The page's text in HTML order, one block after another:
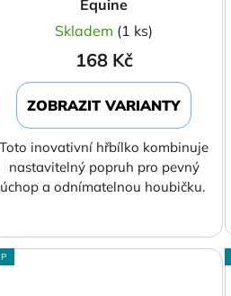
Equine
Skladem (1 ks)
168 Kč
ZOBRAZIT VARIANTY
Toto inovativní hřbílko kombinuje
nastavitelný popruh pro pevný
úchop a odnímatelnou houbičku.